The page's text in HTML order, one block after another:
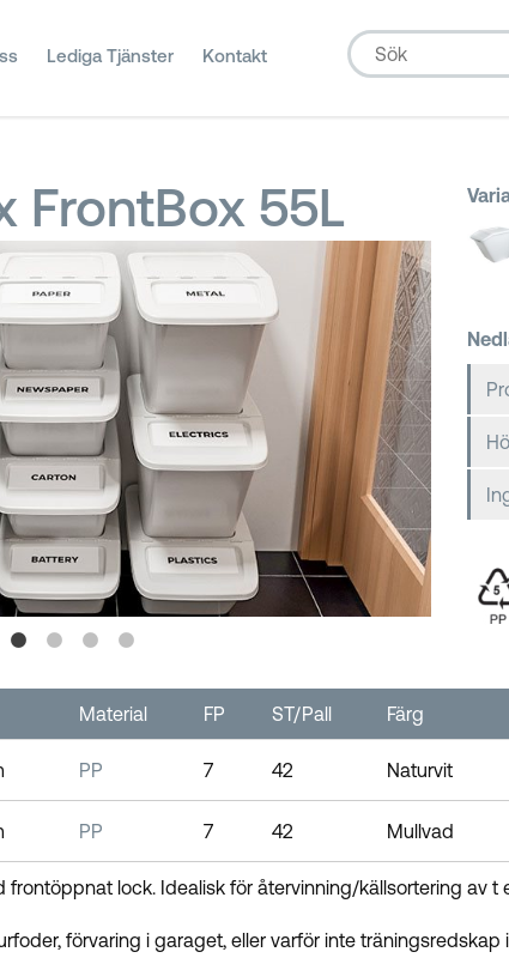
Lediga Tjänster Kontakt
FrontBox 55L
Material FP ST/Pall Färg
PP 7 42 Naturvit
PP 7 42 Mullvad
lock. Idealisk för återvinning/källsortering av t
förvaring i garaget, eller varför inte